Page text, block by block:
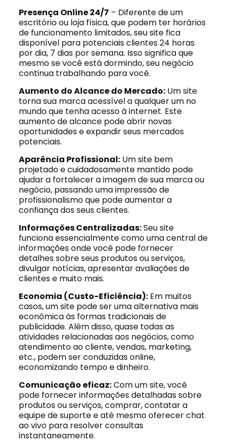
Presença Online 24/7 – Diferente de um
escritório ou loja física, que podem ter horários
de funcionamento limitados, seu site fica
disponível para potenciais clientes 24 horas
por dia, 7 dias por semana. Isso significa que
mesmo se você está dormindo, seu negócio
continua trabalhando para você.
Aumento do Alcance do Mercado:Um site
torna sua marca acessível a qualquer um no
mundo que tenha acesso à internet. Este
aumento de alcance pode abrir novas
oportunidades e expandir seus mercados
potenciais.
Aparência Profissional:Um site bem
projetado e cuidadosamente mantido pode
ajudar a fortalecer a imagem de sua marca ou
negócio, passando uma impressão de
profissionalismo que pode aumentar a
confiança dos seus clientes.
Informações Centralizadas:Seu site
funciona essencialmente como uma central de
informações onde você pode fornecer
detalhes sobre seus produtos ou serviços,
divulgar notícias, apresentar avaliações de
clientes e muito mais.
Economia (Custo-Eficiência):Em muitos
casos, um site pode ser uma alternativa mais
econômica às formas tradicionais de
publicidade. Além disso, quase todas as
atividades relacionadas aos negócios, como
atendimento ao cliente, vendas, marketing,
etc., podem ser conduzidas online,
economizando tempo e dinheiro.
Comunicação eficaz:Com um site, você
pode fornecer informações detalhadas sobre
produtos ou serviços, comprar, contatar a
equipe de suporte e até mesmo oferecer chat
ao vivo para resolver consultas
instantaneamente.